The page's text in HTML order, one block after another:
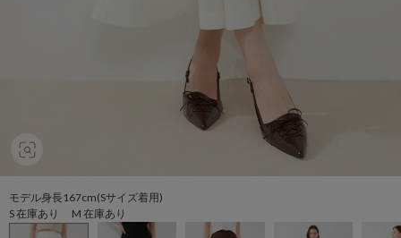
モデル身長167cm(Sサイズ着用)
S 在庫あり M 在庫あり